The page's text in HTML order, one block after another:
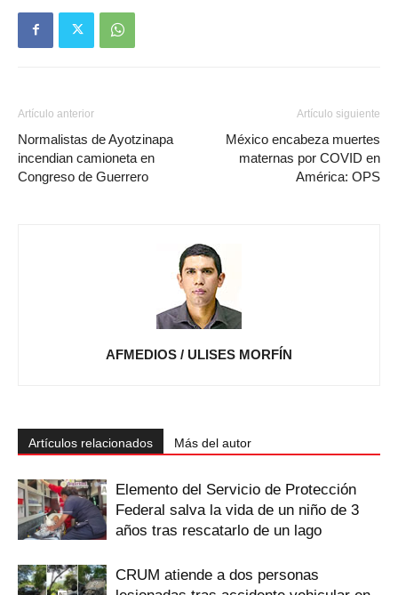
Artículo anterior
Normalistas de Ayotzinapa
incendian camioneta en
Congreso de Guerrero
Artículo siguiente
México encabeza muertes
maternas por COVID en
América: OPS
AFMEDIOS / ULISES MORFÍN
Artículos relacionados Más del autor
Elemento del Servicio de Protección
Federal salva la vida de un niño de 3
años tras rescatarlo de un lago
CRUM atiende a dos personas